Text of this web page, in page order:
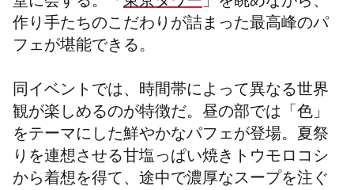
堂に会する。「 東京タワー」を眺めながら、
作り手たちのこだわりが詰まった最高峰のパ
フェが堪能できる。
同イベントでは、時間帯によって異なる世界
観が楽しめるのが特徴だ。昼の部では「色」
をテーマにした鮮やかなパフェが登場。夏祭
りを連想させる甘塩っぱい焼きトウモロコシ
から着想を得て、途中で濃厚なスープを注ぐ